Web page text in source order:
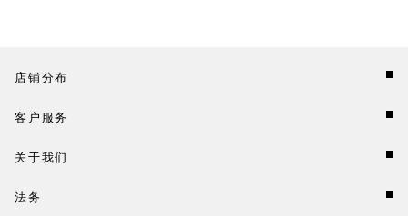
店铺分布
客户服务
关于我们
法务